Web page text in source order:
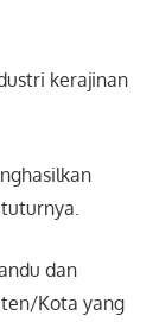
kerajinan
dan
Kota yang